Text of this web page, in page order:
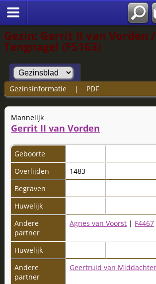
Gezin: Gerrit II van Vorden
Tengnagel (F5163)
Gezinsinformatie| PDF
Mannelijk
Gerrit II van Vorden
Geboorte
Overlijden
1483
Begraven
Huwelijk
Andere
partner
Agnes van Voorst | F4467
Huwelijk
Andere
partner
Geertruid van